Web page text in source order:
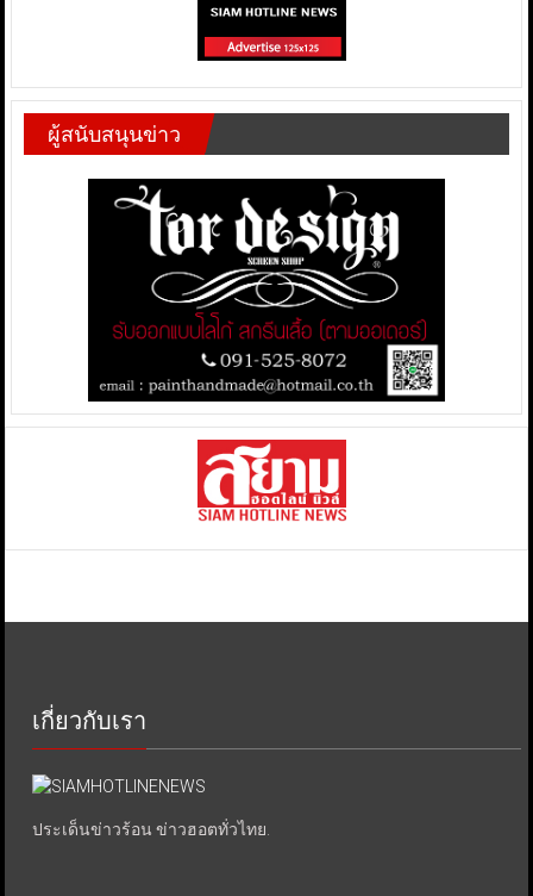
ผู้สนับสนุนข่าว
เกี่ยวกับเรา
ประเด็นข่าวร้อน ข่าวฮอตทั่วไทย.